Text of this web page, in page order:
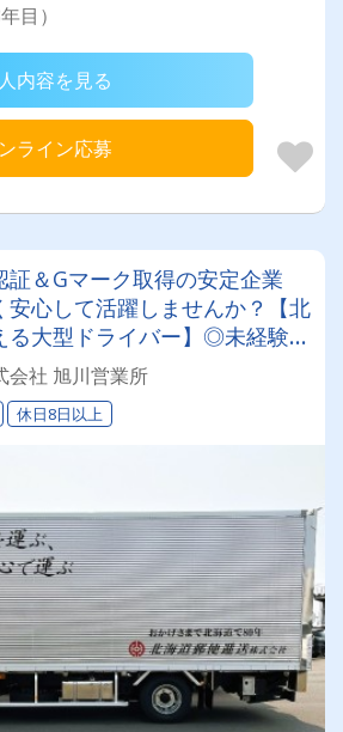
目）
内容を見る
ライン応募
＆Gマーク取得の安定企業
安心して活躍しませんか？【北
る大型ドライバー】◎未経験歓
9時間◎賞与年3回（昨年度実
◎カゴ台車メイン
会社 旭川営業所
休日8日以上